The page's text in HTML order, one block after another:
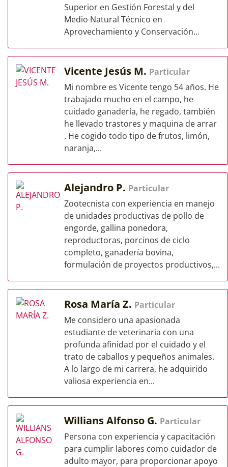
Superior en Gestión Forestal y del
Medio Natural Técnico en
Aprovechamiento y Conservación...
Vicente Jesús M. Particular
Mi nombre es Vicente tengo 54 años. He
trabajado mucho en el campo, he
cuidado ganadería, he regado, también
he llevado trastores y maquina de arrar
. He cogido todo tipo de frutos, limón,
naranja,...
Alejandro P. Particular
Zootecnista con experiencia en manejo
de unidades productivas de pollo de
engorde, gallina ponedora,
reproductoras, porcinos de ciclo
completo, ganadería bovina,
formulación de proyectos productivos,...
Rosa María Z. Particular
Me considero una apasionada
estudiante de veterinaria con una
profunda afinidad por el cuidado y el
trato de caballos y pequeños animales.
A lo largo de mi carrera, he adquirido
valiosa experiencia en...
Willians Alfonso G. Particular
Persona con experiencia y capacitación
para cumplir labores como cuidador de
adulto mayor, para proporcionar apoyo